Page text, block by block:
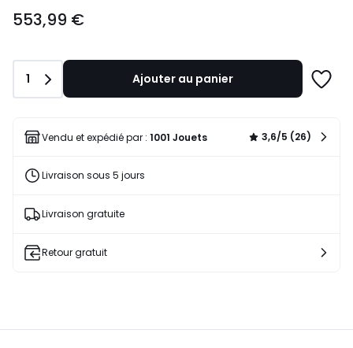
€.
553,99 €
Quantité
1 Ajouter au panier
liste
Vendu et expédié par : 1001 Jouets 3,6/5 (26)
Livraison sous 5 jours
Livraison gratuite
Retour gratuit